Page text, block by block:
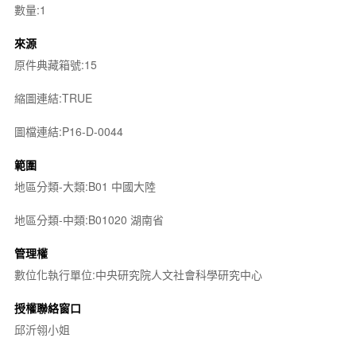
數量:1
來源
原件典藏箱號:15
縮圖連結:TRUE
圖檔連結:P16-D-0044
範圍
地區分類-大類:B01 中國大陸
地區分類-中類:B01020 湖南省
管理權
數位化執行單位:中央研究院人文社會科學研究中心
授權聯絡窗口
邱沂翎小姐